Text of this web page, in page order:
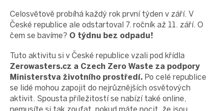
Zachraň
a ušetři
Vánoce
Přihlášení
Celosvětově probíhá každý rok první týden v září. V
České republice ale odstartoval 7. ročník až 11. září. O
čem se bavíme? O týdnu bez odpadu!
Tuto aktivitu si v České republice vzali pod křídla
Zerowasters.cz a Czech Zero Waste za podpory
Ministerstva životního prostředí. Po celé republice
se lidé mohou zapojit do nejrůznějších osvětových
aktivit. Spousta příležitostí se nabízí také online,